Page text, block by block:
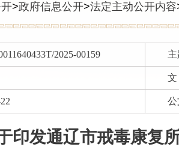
>政府信息公开>法定主动公开内容
2025-00159
公
印发通辽市戒毒康复